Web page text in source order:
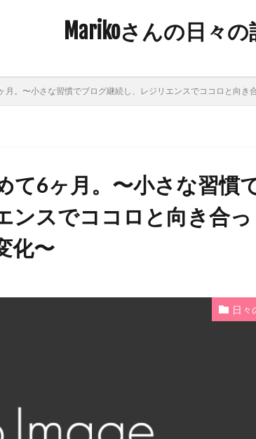
Marikoさんの日々
月。〜小さな習慣でブログ継続し、レジリエンスでココロと向き
て6ヶ月。〜小さな習慣
ンスでココロと向き合っ
化〜
日々